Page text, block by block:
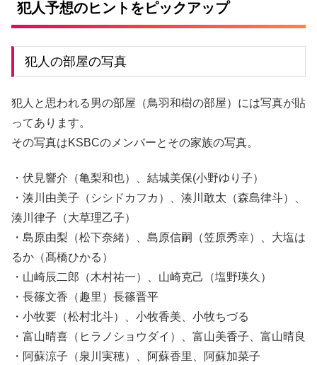
犯人予想のヒントをピックアップ
犯人の部屋の写真
犯人と思われる男の部屋（鳥羽和樹の部屋）には写真が貼
ってあります。
その写真はKSBCのメンバーとその家族の写真。
・伏見響介（亀梨和也）、結城美保(小野ゆり子）
・湊川由美子（シシドカフカ）、湊川敢太（森島律斗）、
湊川律子（大草理乙子）
・島原由梨（松下奈緒）、島原信嗣（笠原秀幸）、大塩は
るか（髙橋ひかる）
・山崎辰二郎（木村祐一）、山崎克己（塩野瑛久）
・長篠文香（趣里）長篠晋平
・小牧要（松村北斗）、小牧香美、小牧ちづる
・富山晴喜（ヒラノショウダイ）、富山美香子、富山晴良
・阿蘇涼子（泉川実穂）、阿蘇香里、阿蘇加菜子